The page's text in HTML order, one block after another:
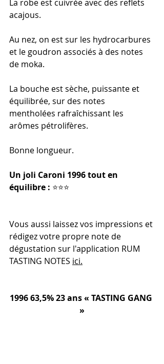
La robe est cuivrée avec des reflets
acajous.
Au nez, on est sur les hydrocarbures
et le goudron associés à des notes
de moka.
La bouche est sèche, puissante et
équilibrée, sur des notes
mentholées rafraîchissant les
arômes pétrolifères.
Bonne longueur.
Un joli Caroni 1996 tout en
équilibre : ⭐️⭐️⭐️
Vous aussi laissez vos impressions et
rédigez votre propre note de
dégustation sur l'application RUM
TASTING NOTES ici.
1996 63,5% 23 ans « TASTING GANG
»